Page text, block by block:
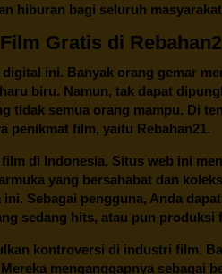
hiburan bagi seluruh
Gratis di
ini. Banyak orang gemar
biru. Namun, tak dapat
tidak semua orang mampu. Di
penikmat film, yaitu Rebahan21.
di Indonesia. Situs web ini
yang bersahabat dan
Sebagai pengguna, Anda
sedang hits, atau pun produksi
kontroversi di industri film.
menganggapnya sebagai